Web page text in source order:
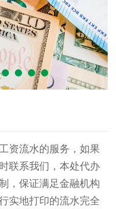
资流水的服务，如果
联系我们，本处代办
，保证满足金融机构
实地打印的流水完全